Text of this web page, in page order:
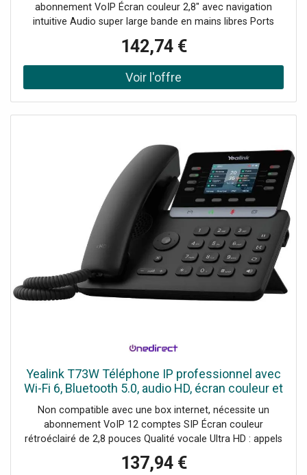
abonnement VoIP Écran couleur 2,8" avec navigation
intuitive Audio super large bande en mains libres Ports
contextuelles avec LED Support natif du protocole SIP
standard Pied réglable pour un meilleur confort visuel
Gestion centralisée via EDM et déploiement EDS Façades
142,74 €
Yealink T73W Téléphone IP professionnel avec
Wi-Fi 6, Bluetooth 5.0, audio HD, écran couleur et
jusqu'à 12 comptes SIP.
Non compatible avec une box internet, nécessite un
abonnement VoIP 12 comptes SIP Écran couleur
rétroéclairé de 2,8 pouces Qualité vocale Ultra HD : appels
cristallins Connectivité avancée : Bluetooth 5.0 et WI-Fi 6
Prend en charge les casques USB et Bluetooth
137,94 €